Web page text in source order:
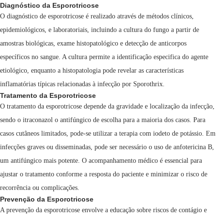
Diagnóstico da Esporotricose
O diagnóstico de esporotricose é realizado através de métodos clínicos,
epidemiológicos, e laboratoriais, incluindo a cultura do fungo a partir de
amostras biológicas, exame histopatológico e detecção de anticorpos
específicos no sangue. A cultura permite a identificação especifica do agente
etiológico, enquanto a histopatologia pode revelar as características
inflamatórias típicas relacionadas à infecção por Sporothrix.
Tratamento da Esporotricose
O tratamento da esporotricose depende da gravidade e localização da infecção,
sendo o itraconazol o antifúngico de escolha para a maioria dos casos. Para
casos cutâneos limitados, pode-se utilizar a terapia com iodeto de potássio. Em
infecções graves ou disseminadas, pode ser necessário o uso de anfotericina B,
um antifúngico mais potente. O acompanhamento médico é essencial para
ajustar o tratamento conforme a resposta do paciente e minimizar o risco de
recorrência ou complicações.
Prevenção da Esporotricose
A prevenção da esporotricose envolve a educação sobre riscos de contágio e